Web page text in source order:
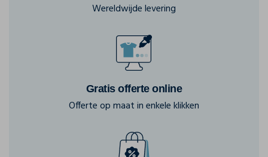
Wereldwijde levering
Gratis offerte online
Offerte op maat in enkele klikken